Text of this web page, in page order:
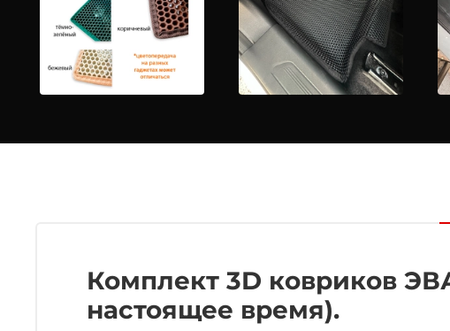
Комплект 3D ковриков
настоящее время).